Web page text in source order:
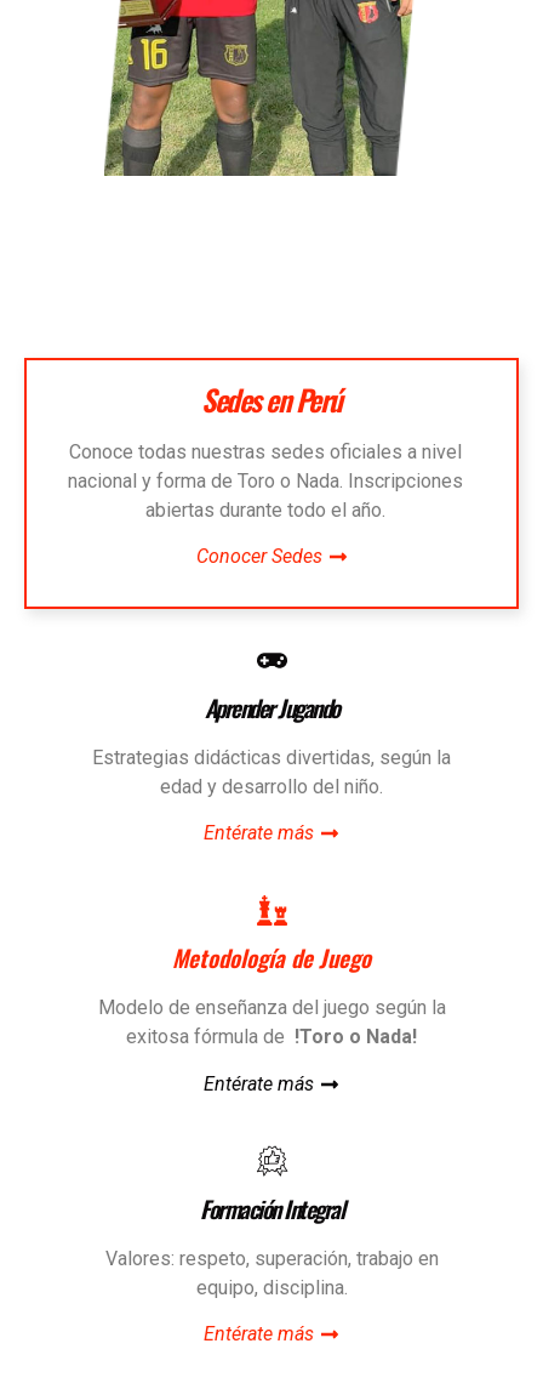
Formación Integral
Valores: respeto, superación, trabajo en
equipo, disciplina.
Entérate más
Metodología de Juego
Modelo de enseñanza del juego según la
exitosa fórmula de !Toro o Nada!
Entérate más
Aprender Jugando
Estrategias didácticas divertidas, según la
edad y desarrollo del niño.
Entérate más
Sedes en Perú
Conoce todas nuestras sedes oficiales a nivel
nacional y forma de Toro o Nada. Inscripciones
abiertas durante todo el año.
Conocer Sedes